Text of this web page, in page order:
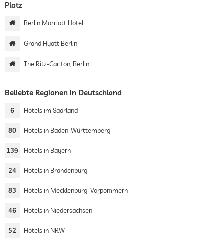
Platz
Berlin Marriott Hotel
Grand Hyatt Berlin
The Ritz-Carlton, Berlin
Beliebte Regionen in Deutschland
6 Hotels im Saarland
80 Hotels in Baden-Württemberg
139 Hotels in Bayern
24 Hotels in Brandenburg
83 Hotels in Mecklenburg-Vorpommern
46 Hotels in Niedersachsen
52 Hotels in NRW